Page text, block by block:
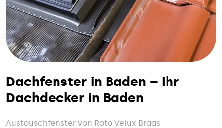
Dachfenster in Baden – Ihr
Dachdecker in Baden
Austauschfenster von Roto Velux Braas